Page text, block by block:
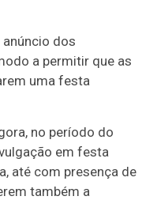
dos
a permitir que as
uma festa
no período do
em festa
até com presença de
também a